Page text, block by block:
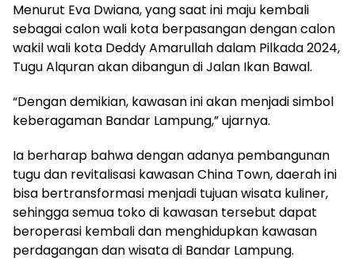
Menurut Eva Dwiana, yang saat ini maju kembali
sebagai calon wali kota berpasangan dengan calon
wakil wali kota Deddy Amarullah dalam Pilkada 2024,
Tugu Alquran akan dibangun di Jalan Ikan Bawal.
“Dengan demikian, kawasan ini akan menjadi simbol
keberagaman Bandar Lampung,” ujarnya.
Ia berharap bahwa dengan adanya pembangunan
tugu dan revitalisasi kawasan China Town, daerah ini
bisa bertransformasi menjadi tujuan wisata kuliner,
sehingga semua toko di kawasan tersebut dapat
beroperasi kembali dan menghidupkan kawasan
perdagangan dan wisata di Bandar Lampung.